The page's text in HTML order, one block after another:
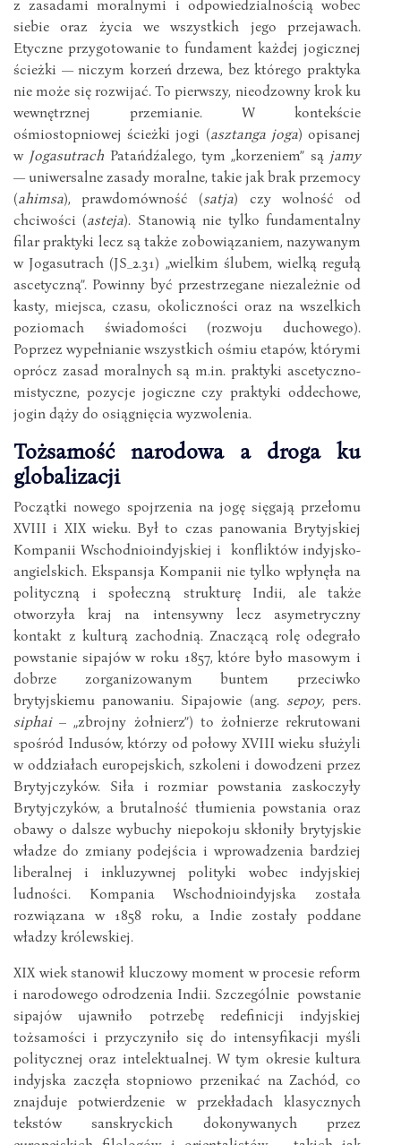
z zasadami moralnymi i odpowiedzialnością wobec
siebie oraz życia we wszystkich jego przejawach.
Etyczne przygotowanie to fundament każdej jogicznej
ścieżki — niczym korzeń drzewa, bez którego praktyka
nie może się rozwijać. To pierwszy, nieodzowny krok ku
wewnętrznej przemianie. W kontekście
ośmiostopniowej ścieżki jogi (asztanga joga) opisanej
w Jogasutrach Patańdźalego, tym „korzeniem” są jamy
— uniwersalne zasady moralne, takie jak brak przemocy
(ahimsa), prawdomówność (satja) czy wolność od
chciwości (asteja). Stanowią nie tylko fundamentalny
filar praktyki lecz są także zobowiązaniem, nazywanym
w Jogasutrach (JS_2.31) „wielkim ślubem, wielką regułą
ascetyczną”. Powinny być przestrzegane niezależnie od
kasty, miejsca, czasu, okoliczności oraz na wszelkich
poziomach świadomości (rozwoju duchowego).
Poprzez wypełnianie wszystkich ośmiu etapów, którymi
oprócz zasad moralnych są m.in. praktyki ascetyczno-
mistyczne, pozycje jogiczne czy praktyki oddechowe,
jogin dąży do osiągnięcia wyzwolenia.
Tożsamość narodowa a droga ku
globalizacji
Początki nowego spojrzenia na jogę sięgają przełomu
XVIII i XIX wieku. Był to czas panowania Brytyjskiej
Kompanii Wschodnioindyjskiej i konfliktów indyjsko-
angielskich. Ekspansja Kompanii nie tylko wpłynęła na
polityczną i społeczną strukturę Indii, ale także
otworzyła kraj na intensywny lecz asymetryczny
kontakt z kulturą zachodnią. Znaczącą rolę odegrało
powstanie sipajów w roku 1857, które było masowym i
dobrze zorganizowanym buntem przeciwko
brytyjskiemu panowaniu. Sipajowie (ang. sepoy, pers.
siphai– „zbrojny żołnierz”) to żołnierze rekrutowani
spośród Indusów, którzy od połowy XVIII wieku służyli
w oddziałach europejskich, szkoleni i dowodzeni przez
Brytyjczyków. Siła i rozmiar powstania zaskoczyły
Brytyjczyków, a brutalność tłumienia powstania oraz
obawy o dalsze wybuchy niepokoju skłoniły brytyjskie
władze do zmiany podejścia i wprowadzenia bardziej
liberalnej i inkluzywnej polityki wobec indyjskiej
ludności. Kompania Wschodnioindyjska została
rozwiązana w 1858 roku, a Indie zostały poddane
władzy królewskiej.
XIX wiek stanowił kluczowy moment w procesie reform
i narodowego odrodzenia Indii. Szczególnie powstanie
sipajów ujawniło potrzebę redefinicji indyjskiej
tożsamości i przyczyniło się do intensyfikacji myśli
politycznej oraz intelektualnej. W tym okresie kultura
indyjska zaczęła stopniowo przenikać na Zachód, co
znajduje potwierdzenie w przekładach klasycznych
tekstów sanskryckich dokonywanych przez